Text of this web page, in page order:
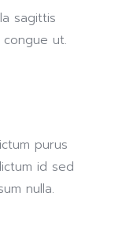
sagittis
ut.
purus
id sed
nulla.